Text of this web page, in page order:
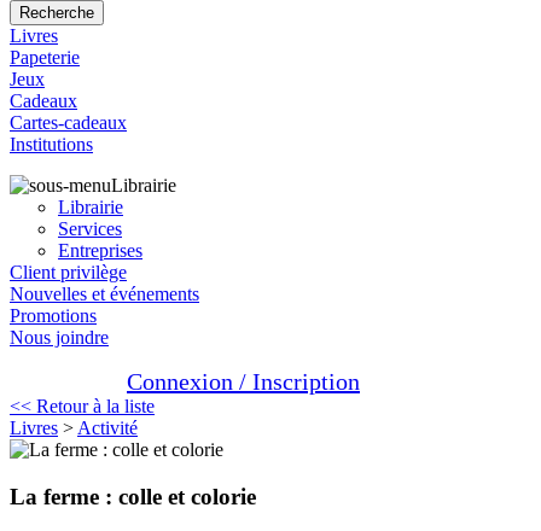
Recherche
Livres
Papeterie
Jeux
Cadeaux
Cartes-cadeaux
Institutions
Librairie
Librairie
Services
Entreprises
Client privilège
Nouvelles et événements
Promotions
Nous joindre
Connexion / Inscription
<< Retour à la liste
Livres > Activité
La ferme : colle et colorie